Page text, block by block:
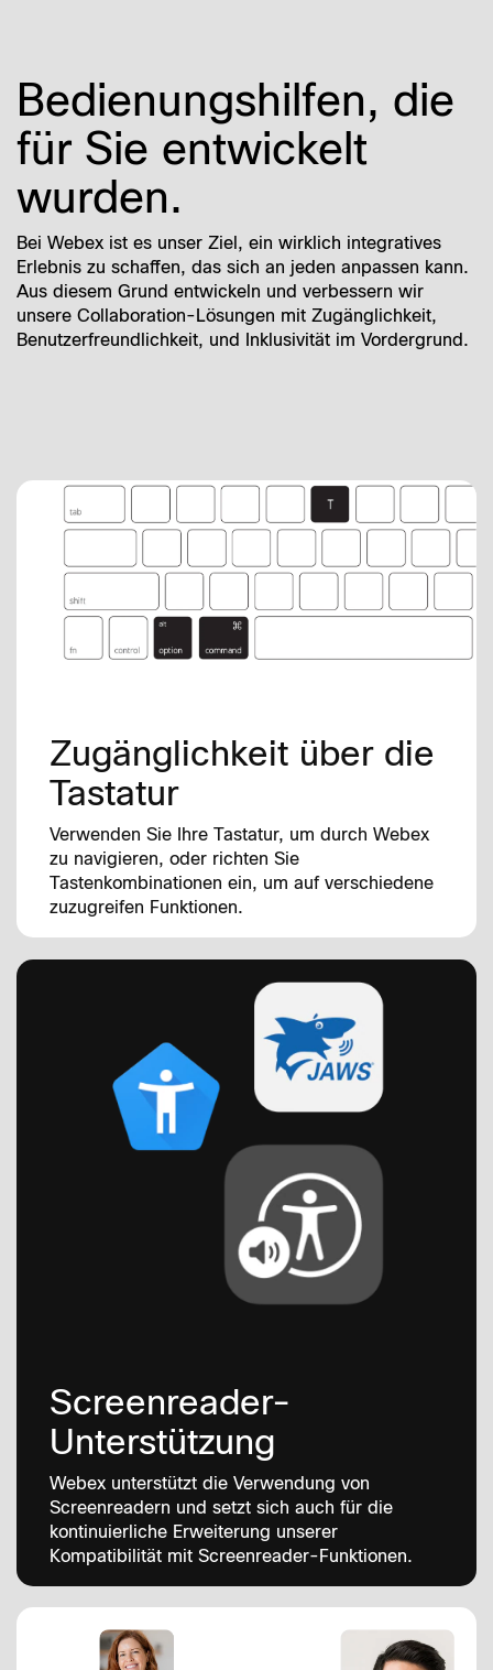
Bedienungshilfen, die
für Sie entwickelt
wurden.
Bei Webex ist es unser Ziel, ein wirklich integratives
Erlebnis zu schaffen, das sich an jeden anpassen kann.
Aus diesem Grund entwickeln und verbessern wir
unsere Collaboration-Lösungen mit Zugänglichkeit,
Benutzerfreundlichkeit, und Inklusivität im Vordergrund.
Zugänglichkeit über die
Tastatur
Verwenden Sie Ihre Tastatur, um durch Webex
zu navigieren, oder richten Sie
Tastenkombinationen ein, um auf verschiedene
zuzugreifen Funktionen.
Screenreader-
Unterstützung
Webex unterstützt die Verwendung von
Screenreadern und setzt sich auch für die
kontinuierliche Erweiterung unserer
Kompatibilität mit Screenreader-Funktionen.